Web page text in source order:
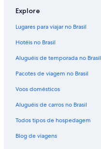
Explore
Lugares para viajar no Brasil
Hotéis no Brasil
Aluguéis de temporada no Brasil
Pacotes de viagem no Brasil
Voos domésticos
Aluguéis de carros no Brasil
Todos tipos de hospedagem
Blog de viagens